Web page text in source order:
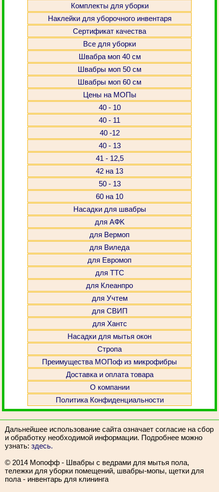
Комплекты для уборки
Наклейки для уборочного инвентаря
Сертификат качества
Все для уборки
Швабра моп 40 см
Швабры моп 50 см
Швабры моп 60 см
Цены на МОПы
40 - 10
40 - 11
40 -12
40 - 13
41 - 12,5
42 на 13
50 - 13
60 на 10
Насадки для швабры
для АФK
для Вермоп
для Виледа
для Евромоп
для ТТС
для Клеанпро
для Учтем
для СВИП
для Хантс
Насадки для мытья окон
Стропа
Преимущества МОПоф из микрофибры
Доставка и оплата товара
О компании
Политика Конфиденциальности
Дальнейшее использование сайта означает согласие на сбор
и обработку необходимой информации. Подробнее можно
узнать: здесь.
© 2014 Мопофф - Швабры с ведрами для мытья пола,
тележки для уборки помещений, швабры-мопы, щетки для
пола - инвентарь для клининга